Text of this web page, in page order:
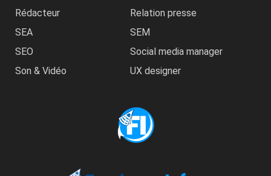
Rédacteur
Relation presse
SEA
SEM
SEO
Social media manager
Son & Vidéo
UX designer